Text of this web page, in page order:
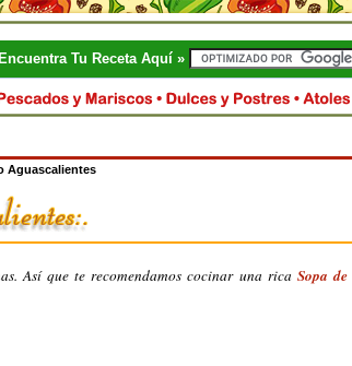
Encuentra Tu Receta Aquí »
Aguascalientes
Así que te recomendamos cocinar una rica Sopa de